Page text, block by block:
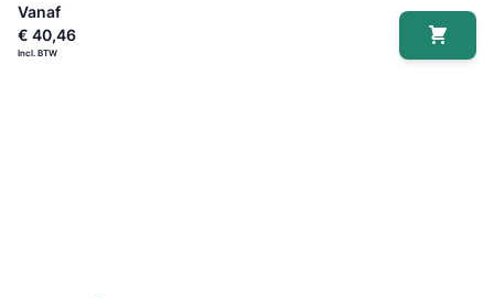
Vanaf
€ 40,46